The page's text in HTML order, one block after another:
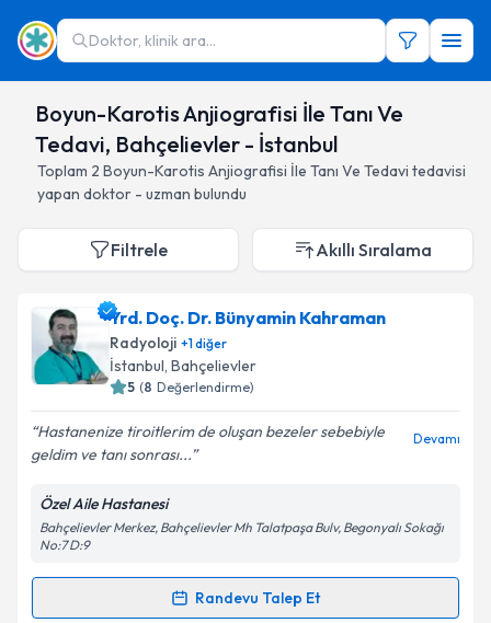
Doktor, klinik ara...
Boyun-Karotis Anjiografisi İle Tanı Ve
Tedavi, Bahçelievler - İstanbul
Toplam 2 Boyun-Karotis Anjiografisi İle Tanı Ve Tedavi tedavisi
yapan doktor - uzman bulundu
Filtrele Akıllı Sıralama
Yrd. Doç. Dr. Bünyamin Kahraman
Radyoloji +1diğer
İstanbul, Bahçelievler
5 (8 Değerlendirme)
Hastanenize tiroitlerim de oluşan bezeler sebebiyle
geldim ve tanı sonrası...
Devamı
Özel Aile Hastanesi
Bahçelievler Merkez, Bahçelievler Mh Talatpaşa Bulv, Begonyalı Sokağı
No:7 D:9
Randevu Talep Et
Randevu Takvimi Talebi